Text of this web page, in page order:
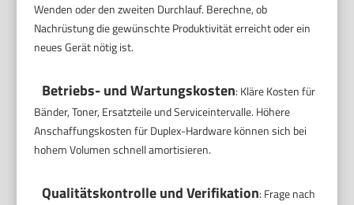
Wenden oder den zweiten Durchlauf. Berechne, ob
Nachrüstung die gewünschte Produktivität erreicht oder ein
neues Gerät nötig ist.
Betriebs- und Wartungskosten: Kläre Kosten für
Bänder, Toner, Ersatzteile und Serviceintervalle. Höhere
Anschaffungskosten für Duplex-Hardware können sich bei
hohem Volumen schnell amortisieren.
Qualitätskontrolle und Verifikation: Frage nach